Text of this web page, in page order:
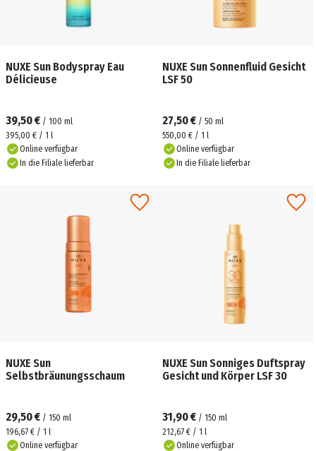
NUXE Sun Bodyspray Eau
Délicieuse
39,50 € / 100 ml
395,00 € / 1 l
Online verfügbar
In die Filiale lieferbar
NUXE Sun Sonnenfluid Gesicht
LSF 50
27,50 € / 50 ml
550,00 € / 1 l
Online verfügbar
In die Filiale lieferbar
NUXE Sun
Selbstbräunungsschaum
29,50 € / 150 ml
196,67 € / 1 l
Online verfügbar
NUXE Sun Sonniges Duftspray
Gesicht und Körper LSF 30
31,90 € / 150 ml
212,67 € / 1 l
Online verfügbar